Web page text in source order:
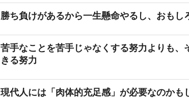
勝ち負けがあるから一生懸命やるし、おもし
苦手なことを苦手じゃなくする努力よりも、
きる努力
現代人には「肉体的充足感」が必要なのかも